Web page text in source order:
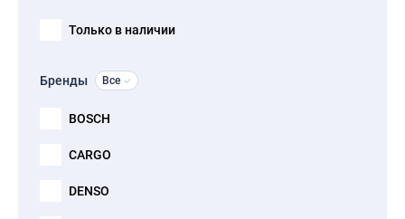
Только в наличии
Бренды Все
BOSCH
CARGO
DENSO